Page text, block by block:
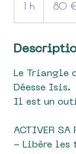
1 h 80
Le Triangle
Déesse Isis.
Il est un
ACTIVER SA
- Libère les